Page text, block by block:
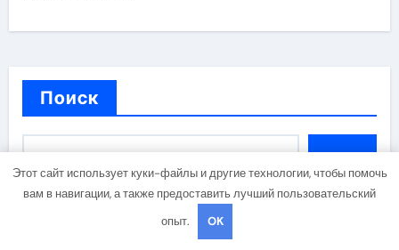
Поиск
Этот сайт использует куки-файлы и другие технологии, чтобы помочь
вам в навигации, а также предоставить лучший пользовательский
опыт.
OK